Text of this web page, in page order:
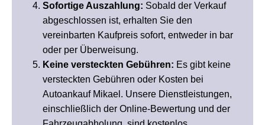
Sofortige Auszahlung: Sobald der Verkauf
abgeschlossen ist, erhalten Sie den
vereinbarten Kaufpreis sofort, entweder in bar
oder per Überweisung.
Keine versteckten Gebühren: Es gibt keine
versteckten Gebühren oder Kosten bei
Autoankauf Mikael. Unsere Dienstleistungen,
einschließlich der Online-Bewertung und der